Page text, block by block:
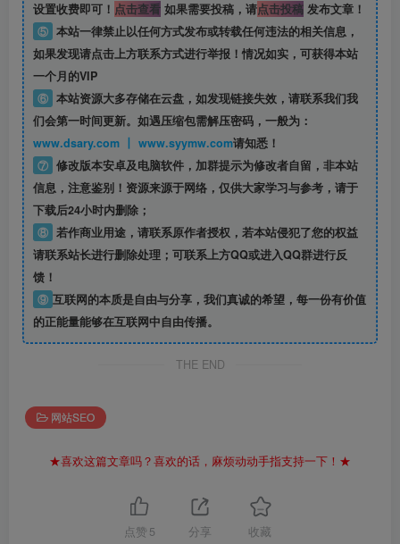
设置收费即可！ 点击查看如果需要投稿，请点击投稿发布文章！
⑤ 本站一律禁止以任何方式发布或转载任何违法的相关信息，
如果发现请点击上方联系方式进行举报！情况如实，可获得本站
一个月的VIP
⑥ 本站资源大多存储在云盘，如发现链接失效，请联系我们我
们会第一时间更新。如遇压缩包需解压密码，一般为：
www.dsary.com 丨 www.syymw.com请知悉！
⑦ 修改版本安卓及电脑软件，加群提示为修改者自留， 非本站
信息，注意鉴别！资源来源于网络，仅供大家学习与参考，请于
下载后24小时内删除；
⑧ 若作商业用途，请联系原作者授权，若本站侵犯了您的权益
请联系站长进行删除处理；可联系上方QQ或进入QQ群进行反
馈！
⑨ 互联网的本质是自由与分享，我们真诚的希望，每一份有价值
的正能量能够在互联网中自由传播。
THE END
网站SEO
★喜欢这篇文章吗？喜欢的话，麻烦动动手指支持一下！★
点赞 5 分享 收藏